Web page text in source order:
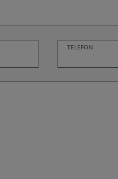
TELEFON